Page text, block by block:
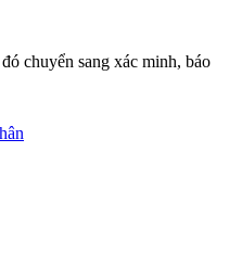
chuyển sang xác minh, báo